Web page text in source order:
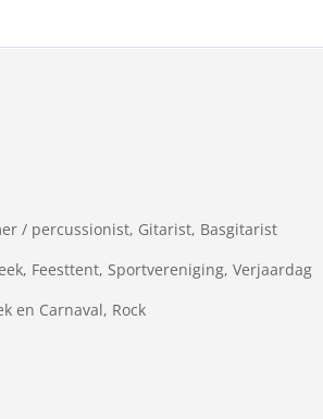
/ percussionist, Gitarist, Basgitarist
Feesttent, Sportvereniging, Verjaardag
en Carnaval, Rock